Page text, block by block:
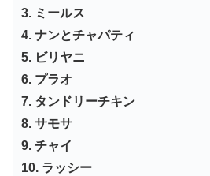
3. ミールス
4. ナンとチャパティ
5. ビリヤニ
6. プラオ
7. タンドリーチキン
8. サモサ
9. チャイ
10. ラッシー